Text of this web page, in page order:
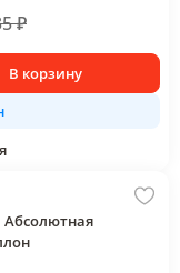
₽
В корзину
Абсолютная